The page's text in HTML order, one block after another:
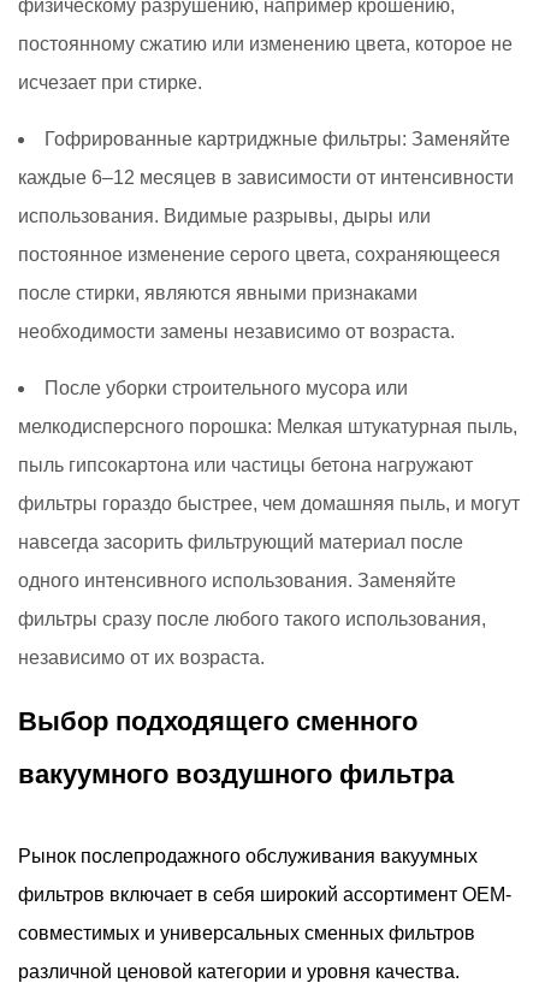
физическому разрушению, например крошению,
постоянному сжатию или изменению цвета, которое не
исчезает при стирке.
Гофрированные картриджные фильтры: Заменяйте
каждые 6–12 месяцев в зависимости от интенсивности
использования. Видимые разрывы, дыры или
постоянное изменение серого цвета, сохраняющееся
после стирки, являются явными признаками
необходимости замены независимо от возраста.
После уборки строительного мусора или
мелкодисперсного порошка: Мелкая штукатурная пыль,
пыль гипсокартона или частицы бетона нагружают
фильтры гораздо быстрее, чем домашняя пыль, и могут
навсегда засорить фильтрующий материал после
одного интенсивного использования. Заменяйте
фильтры сразу после любого такого использования,
независимо от их возраста.
Выбор подходящего сменного
вакуумного воздушного фильтра
Рынок послепродажного обслуживания вакуумных
фильтров включает в себя широкий ассортимент OEM-
совместимых и универсальных сменных фильтров
различной ценовой категории и уровня качества.